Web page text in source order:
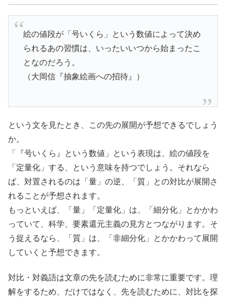
絵の値段が「号いくら」という数値によって決め
られるあの習慣は、いったいいつから始まったこ
となのだろう。
（大岡信『抽象絵画への招待』）
という文を見たとき、この先の展開が予想できるでしょう
か。
「『号いくら』という数値」という表現は、絵の値段を
「定量化」する、という意味を持つでしょう。それなら
ば、対置されるのは「量」の逆、「質」との対比が展開さ
れることが予想されます。
もっといえば、「量」「定量化」は、「細分化」とかかわ
っていて、科学、要素還元主義の見方とつながります。そ
う捉えるなら、「質」は、「非細分化」とかかわって展開
していくと予想できます。
対比・対義語は文章の先を読むために非常に重要です。 理
解をするため、だけではなく、先を読むために、対比を探